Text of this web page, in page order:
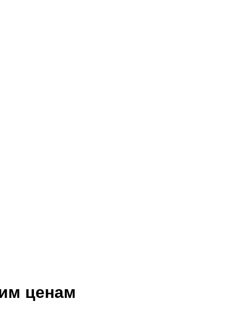
ценам